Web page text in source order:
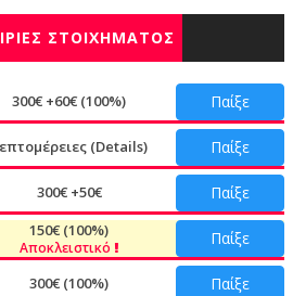
ΣΤΟΙΧΗΜΑΤΟΣ
300€ +60€ (100%) Παίξε
(Details) Παίξε
300€ +50€ Παίξε
150€ (100%)
Αποκλειστικό Παίξε
300€ (100%) Παίξε